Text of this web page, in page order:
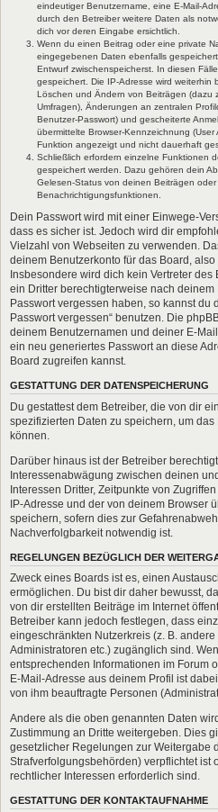
eindeutiger Benutzername, eine E-Mail-
durch den Betreiber weitere Daten als
dich vor deren Eingabe ersichtlich.
Wenn du einen Beitrag oder eine private
eingegebenen Daten ebenfalls
Entwurf zwischenspeicherst. In diesen
gespeichert. Die IP-Adresse wird weiterhin
Löschen und Ändern von Beiträgen (dazu
Umfragen), Änderungen an zentralen
Benutzer-Passwort) und gescheiterte
übermittelte Browser-Kennzeichnung (User
Funktion angezeigt und nicht dauerhaft
Schließlich erfordern einzelne Funktionen
gespeichert werden. Dazu gehören dein
Gelesen-Status von deinen Beiträgen
Benachrichtigungsfunktionen.
Dein Passwort wird mit einer Einwege-
dass es sicher ist. Jedoch wird dir
Vielzahl von Webseiten zu verwenden.
deinem Benutzerkonto für das Board,
Insbesondere wird dich kein Vertreter
ein Dritter berechtigterweise nach
Passwort vergessen haben, so kannst du
Passwort vergessen“ benutzen. Die
deinem Benutzernamen und deiner E-
ein neu generiertes Passwort an diese
Board zugreifen kannst.
GESTATTUNG DER DATENSPEICHERUNG
Du gestattest dem Betreiber, die von dir
spezifizierten Daten zu speichern, um
können.
Darüber hinaus ist der Betreiber
Interessenabwägung zwischen deinen
Interessen Dritter, Zeitpunkte von
IP-Adresse und der von deinem Browser
speichern, sofern dies zur
Nachverfolgbarkeit notwendig ist.
REGELUNGEN BEZÜGLICH DER
Zweck eines Boards ist es, einen
ermöglichen. Du bist dir daher bewusst,
von dir erstellten Beiträge im Internet
Betreiber kann jedoch festlegen, dass
eingeschränkten Nutzerkreis (z. B. andere
Administratoren etc.) zugänglich sind.
entsprechenden Informationen im Forum
E-Mail-Adresse aus deinem Profil ist
von ihm beauftragte Personen
Andere als die oben genannten Daten
Zustimmung an Dritte weitergeben. Dies
gesetzlicher Regelungen zur Weitergabe
Strafverfolgungsbehörden) verpflichtet ist
rechtlicher Interessen erforderlich sind.
GESTATTUNG DER KONTAKTAUFNAHME